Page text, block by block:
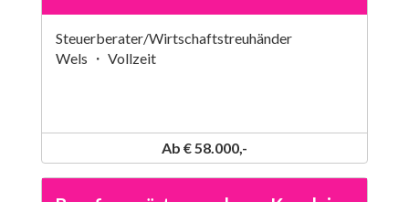
Steuerberater/Wirtschaftstreuhänder
Wels ・ Vollzeit
Ab € 58.000,-